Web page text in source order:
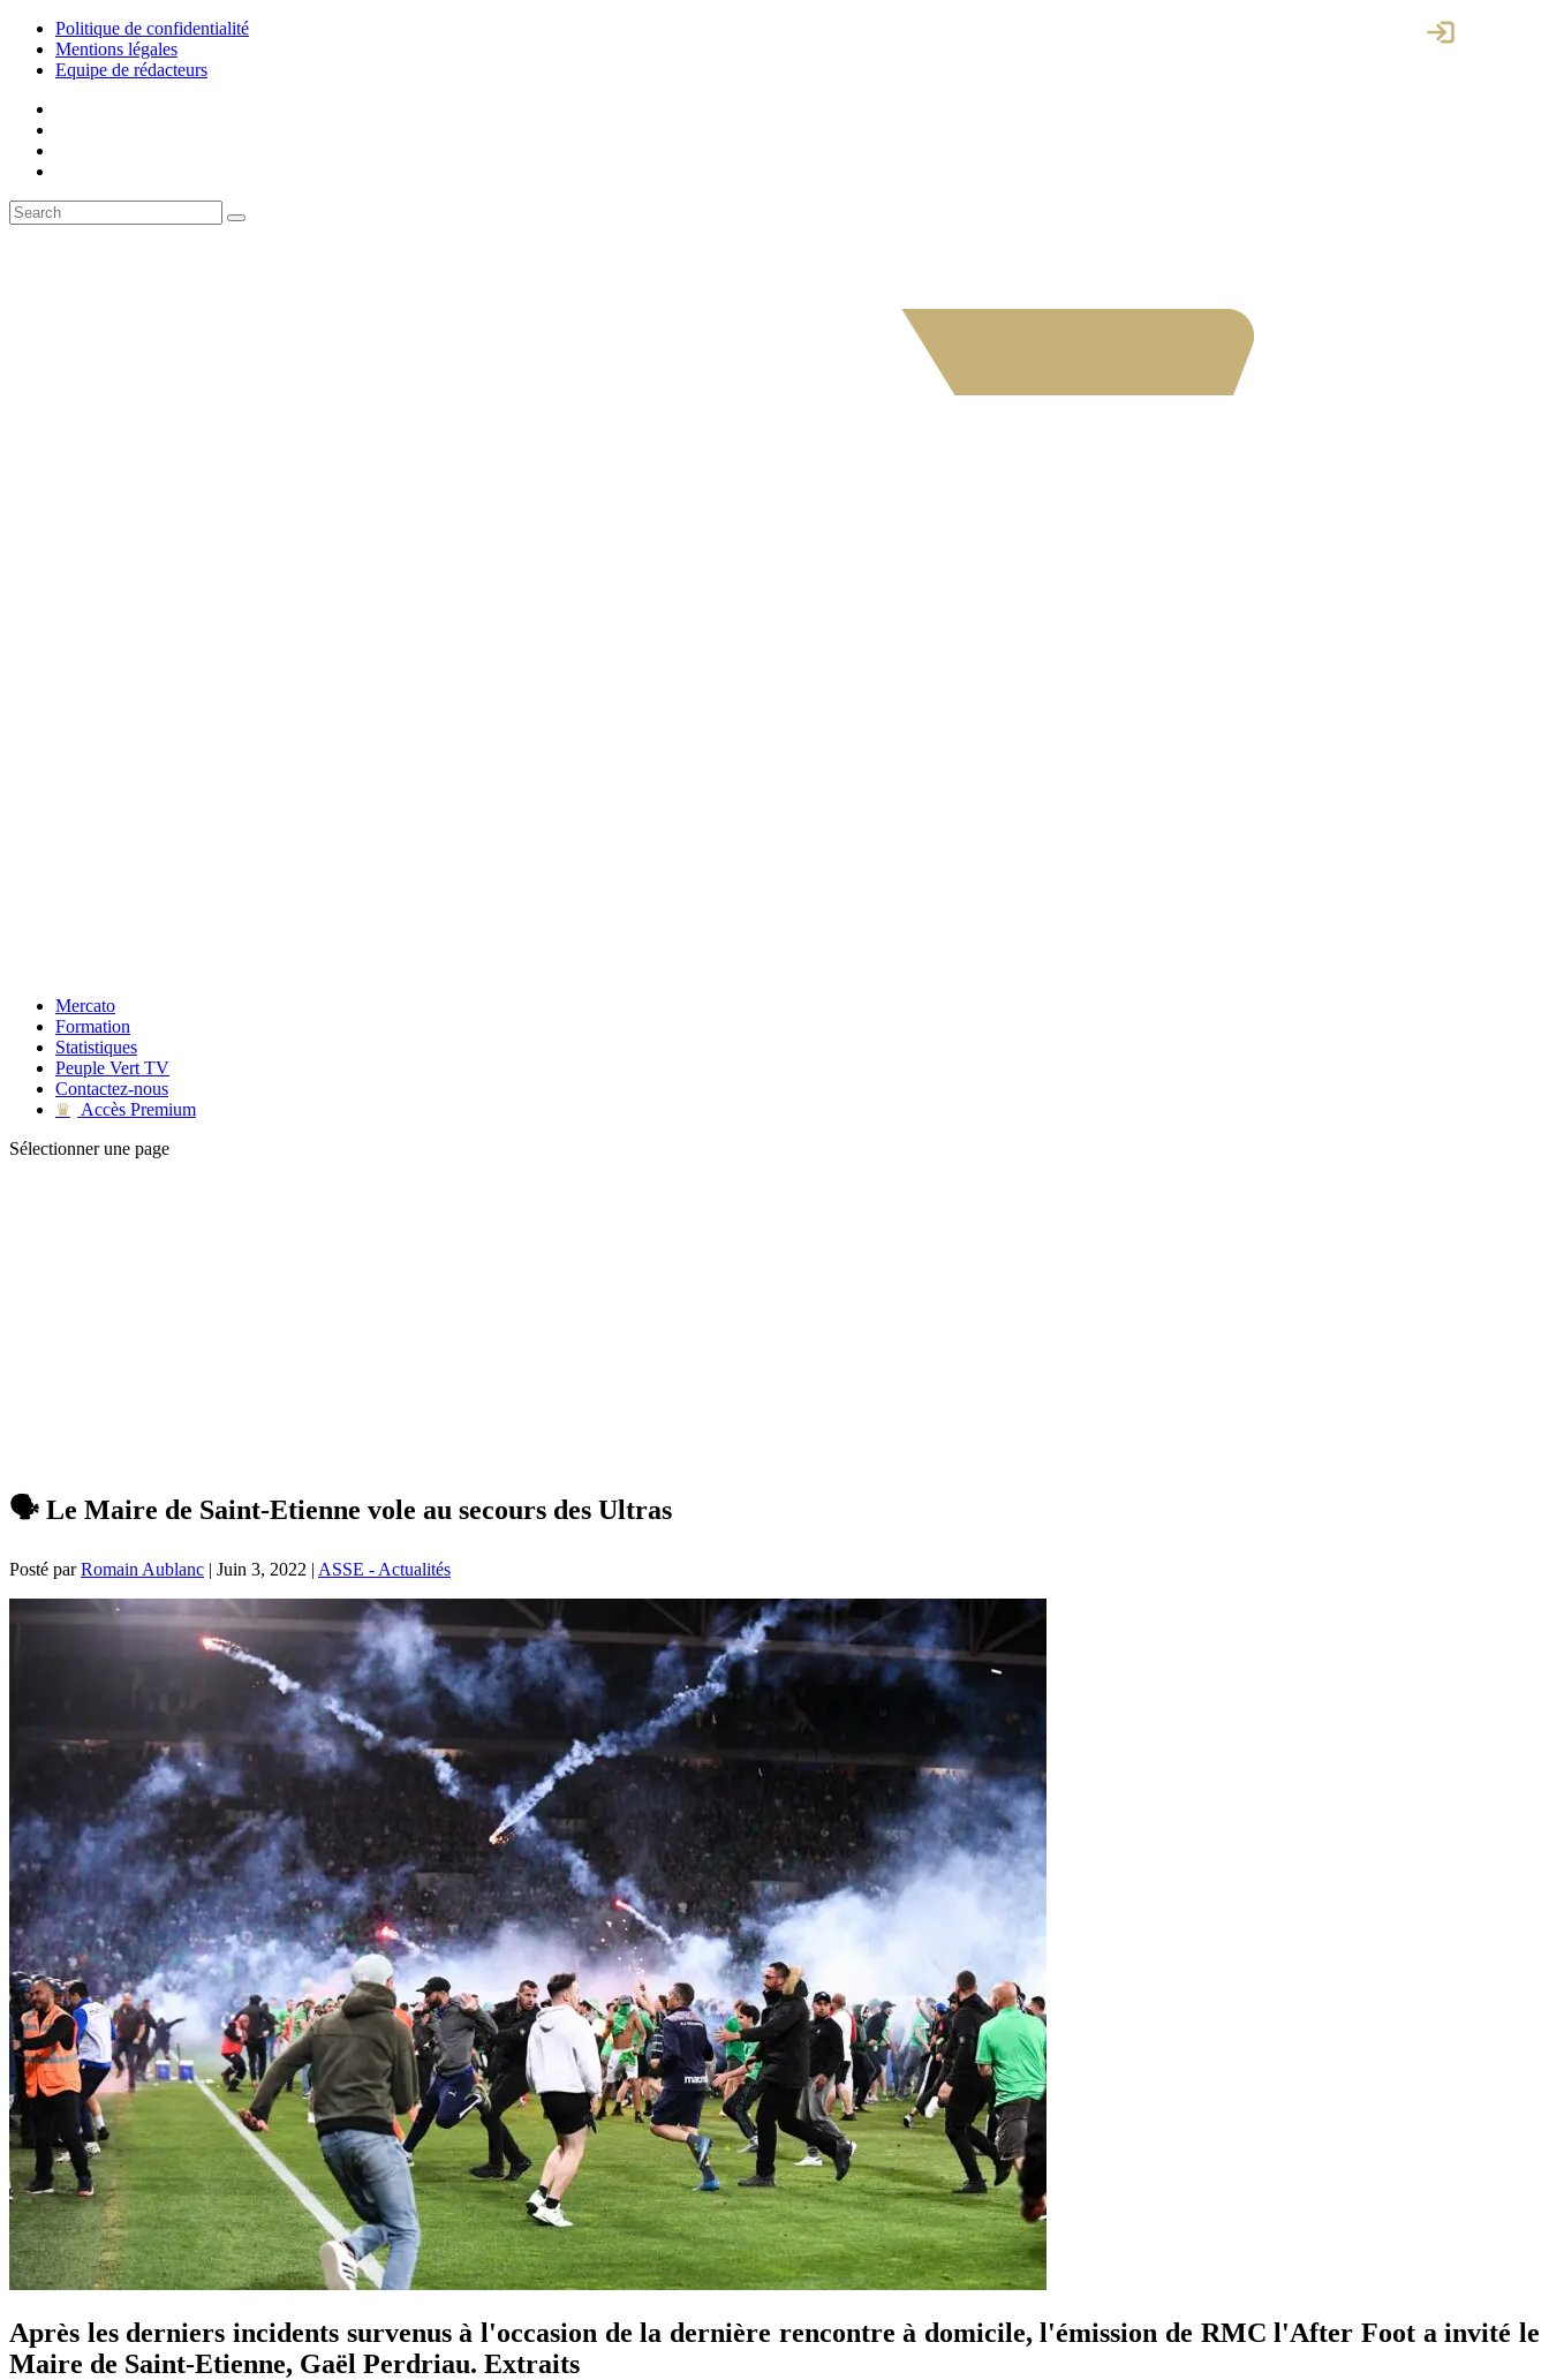
Politique de confidentialité
Mentions légales
Equipe de rédacteurs
Mercato
Formation
Statistiques
Peuple Vert TV
Contactez-nous
♛
Accès Premium
Sélectionner une page
🗣 Le Maire de Saint-Etienne vole au secours des Ultras
Posté parRomain Aublanc | Juin 3, 2022 | ASSE - Actualités
Après les derniers incidents survenus à l'occasion de la dernière rencontre à domicile, l'émission de RMC l'After Foot a invité le
Maire de Saint-Etienne, Gaël Perdriau. Extraits